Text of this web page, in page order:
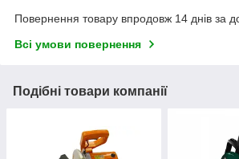
Повернення товару впродовж 14 днів за
Всі умови повернення
Подібні товари компанії